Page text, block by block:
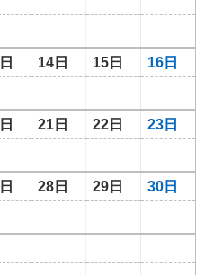
14日 15日 16日
21日 22日 23日
28日 29日 30日